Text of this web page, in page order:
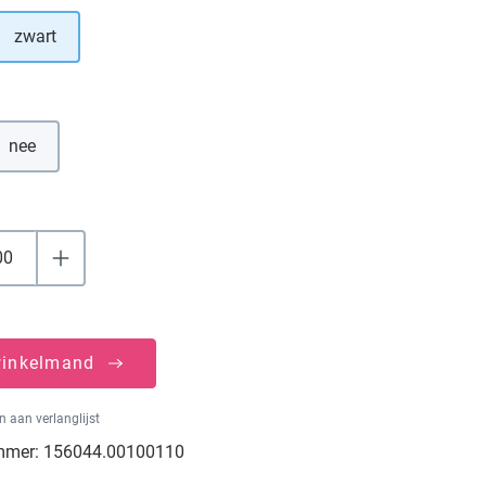
is momenteel niet beschikbaar.)
zwart
nee
aan verlanglijst
156044.00100110